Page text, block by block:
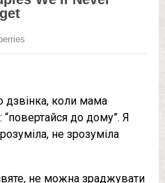
дзвінка, коли мама
“повертайся до дому”. Я
не зрозуміла
не можна зраджувати